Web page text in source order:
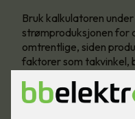
Bruk kalkulatoren
strømproduksjonen for
omtrentlige, siden
faktorer som takvinkel,